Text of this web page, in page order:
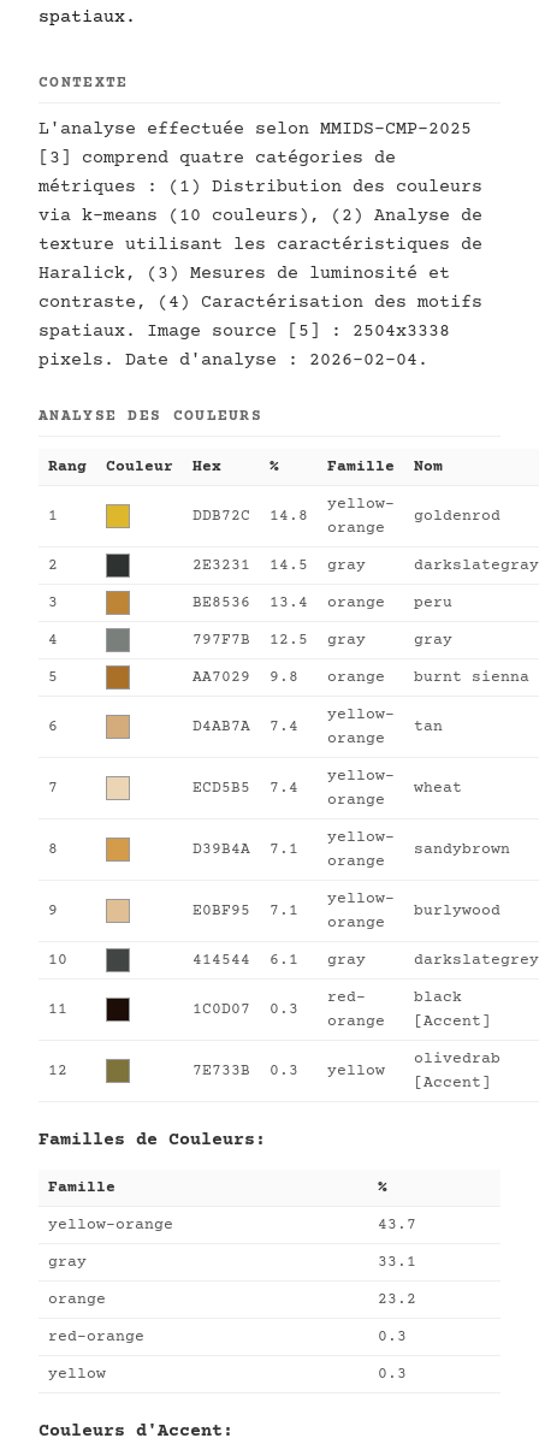
spatiaux.
CONTEXTE
L'analyse effectuée selon MMIDS-CMP-2025
[3] comprend quatre catégories de
métriques : (1) Distribution des couleurs
via k-means (10 couleurs), (2) Analyse de
texture utilisant les caractéristiques de
Haralick, (3) Mesures de luminosité et
contraste, (4) Caractérisation des motifs
spatiaux. Image source [5] : 2504x3338
pixels. Date d'analyse : 2026-02-04.
ANALYSE DES COULEURS
Rang Couleur Hex % Famille Nom
1 DDB72C 14.8
yellow-
orange
goldenrod
2 2E3231 14.5 gray darkslategray
3 BE8536 13.4 orange peru
4 797F7B 12.5 gray gray
5 AA7029 9.8 orange burnt sienna
6 D4AB7A 7.4
yellow-
orange
tan
7 ECD5B5 7.4
yellow-
orange
wheat
8 D39B4A 7.1
yellow-
orange
sandybrown
9 E0BF95 7.1
yellow-
orange
burlywood
10 414544 6.1 gray darkslategrey
11 1C0D07 0.3
red-
orange
black
[Accent]
12 7E733B 0.3 yellow
olivedrab
[Accent]
Familles de Couleurs:
Famille %
yellow-orange 43.7
gray 33.1
orange 23.2
red-orange 0.3
yellow 0.3
Couleurs d'Accent: